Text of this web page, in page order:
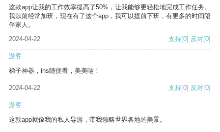
这款app让我的工作效率提高了50%，让我能够更轻松地完成工作任务。
我以前经常加班，现在有了这个app，我可以提前下班，有更多的时间陪
伴家人。
2024-04-22
支持[0] 反对[0]
游客
梯子神器，ins随便看，美美哒！
2024-04-22 支持[0] 反对[0]
游客
这款app就像我的私人导游，带我领略世界各地的美景。